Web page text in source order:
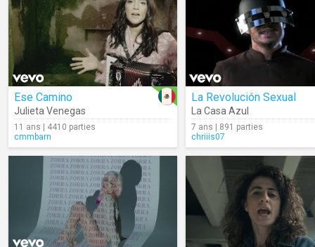
Ese Camino
Julieta Venegas
11 ans | 4410 parties
cmmbarn
La Revolución Sexual
La Casa Azul
7 ans | 891 parties
chriiis07